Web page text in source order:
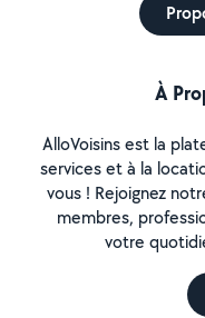
À
AlloVoisins est la
services et à la
vous ! Rejoignez
membres,
votre